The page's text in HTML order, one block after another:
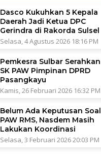
Dasco Kukuhkan 5 Kepala
Daerah Jadi Ketua DPC
Gerindra di Rakorda Sulsel
Selasa, 4 Agustus 2026 18:16 PM
Pemkesra Sulbar Serahkan
SK PAW Pimpinan DPRD
Pasangkayu
Kamis, 26 Februari 2026 16:32 PM
Belum Ada Keputusan Soal
PAW RMS, Nasdem Masih
Lakukan Koordinasi
Selasa, 3 Februari 2026 20:03 PM